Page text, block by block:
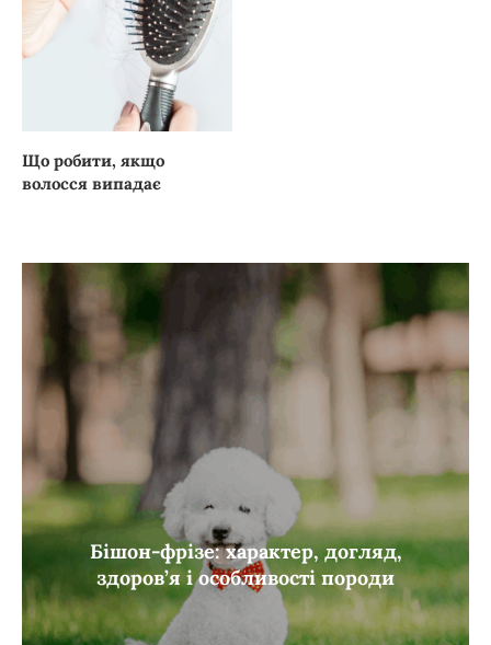
Що робити, якщо
волосся випадає
Бішон-фрізе: характер, догляд,
здоров’я і особливості породи